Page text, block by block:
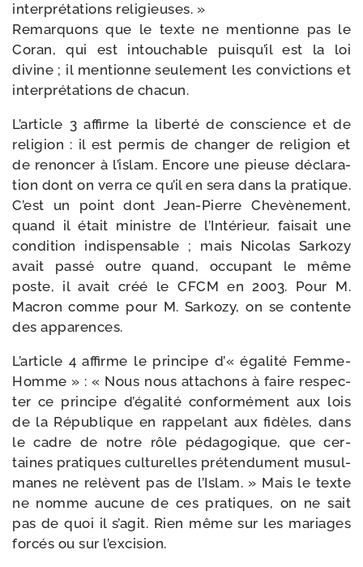
inter­pré­ta­tions reli­gieuses. »
Remarquons que le texte ne men­tionne pas le
Coran, qui est intou­chable puisqu’il est la loi
divine ; il men­tionne seule­ment les convic­tions et
inter­pré­ta­tions de chacun.
L’article 3 affirme la liber­té de conscience et de
reli­gion : il est per­mis de chan­ger de reli­gion et
de renon­cer à l’islam. Encore une pieuse décla­ra­
tion dont on ver­ra ce qu’il en sera dans la pra­tique.
C’est un point dont Jean-​Pierre Chevènement,
quand il était ministre de l’Intérieur, fai­sait une
condi­tion indis­pen­sable ; mais Nicolas Sarkozy
avait pas­sé outre quand, occu­pant le même
poste, il avait créé le CFCM en 2003. Pour M.
Macron comme pour M. Sarkozy, on se contente
des apparences.
L’article 4 affirme le prin­cipe d’« éga­li­té Femme-​
Homme » : « Nous nous atta­chons à faire res­pec­
ter ce prin­cipe d’égalité confor­mé­ment aux lois
de la République en rap­pe­lant aux fidèles, dans
le cadre de notre rôle péda­go­gique, que cer­
taines pra­tiques cultu­relles pré­ten­du­ment musul­
manes ne relèvent pas de l’Islam. » Mais le texte
ne nomme aucune de ces pra­tiques, on ne sait
pas de quoi il s’agit. Rien même sur les mariages
for­cés ou sur l’excision.